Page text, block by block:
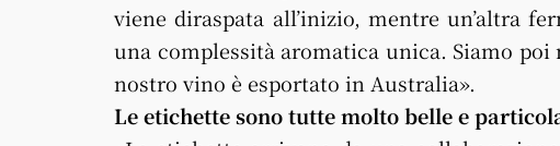
viene diraspata all’inizio, mentre un’altra
una complessità aromatica unica. Siamo
nostro vino è esportato in Australia».
Le etichette sono tutte molto belle e